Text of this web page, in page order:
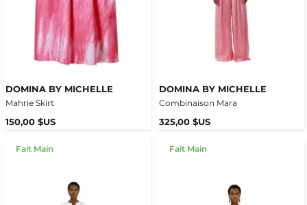
DOMINA BY MICHELLE
Mahrie Skirt
150,00 $US
DOMINA BY MICHELLE
Combinaison Mara
325,00 $US
Fait Main Fait Main